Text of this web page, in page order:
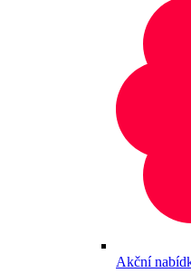
Akční